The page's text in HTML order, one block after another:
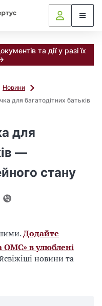
та дії у разі їх
Новини
для багатодітних батьків
для
—
стану
Додайте
ОМС» в улюблені
новини та